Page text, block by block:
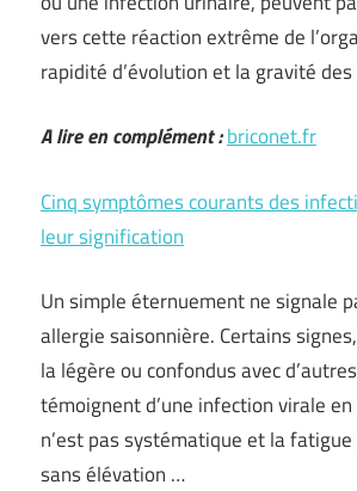
vers cette réaction extrême de
rapidité d’évolution et la gravité
A lire en complément :briconet.fr
Cinq symptômes courants des
leur signification
Un simple éternuement ne signale
allergie saisonnière. Certains
la légère ou confondus avec
témoignent d’une infection virale
n’est pas systématique et la
sans élévation …